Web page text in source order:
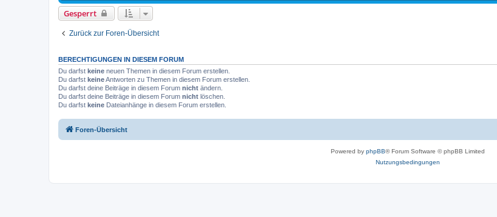
Gesperrt
Zurück zur Foren-Übersicht
BERECHTIGUNGEN IN DIESEM FORUM
Du darfst keine neuen Themen in diesem Forum erstellen.
Du darfst keineAntworten zu Themen in diesem Forum erstellen.
Du darfst deine Beiträge in diesem Forum nicht ändern.
Du darfst deine Beiträge in diesem Forum nicht löschen.
Du darfst keine Dateianhänge in diesem Forum erstellen.
Foren-Übersicht
Powered by phpBB® Forum Software © phpBB Limited
Nutzungsbedingungen